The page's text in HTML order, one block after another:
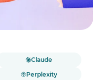
Claude
Perplexity